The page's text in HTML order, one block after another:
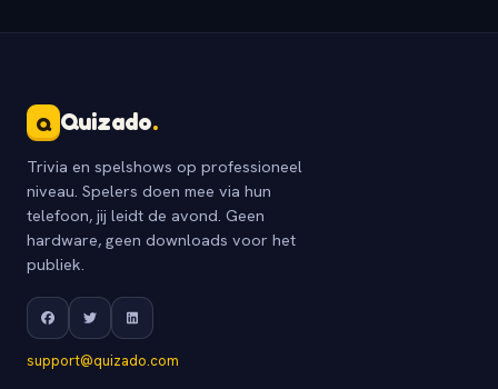
Q Quizado.
Trivia en spelshows op professioneel
niveau. Spelers doen mee via hun
telefoon, jij leidt de avond. Geen
hardware, geen downloads voor het
publiek.
support@quizado.com